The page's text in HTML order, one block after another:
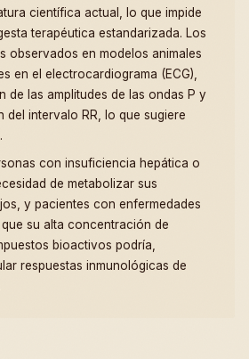
científica actual, lo que impide
terapéutica estandarizada. Los
observados en modelos animales
en el electrocardiograma (ECG),
de las amplitudes de las ondas P y
del intervalo RR, lo que sugiere
con insuficiencia hepática o
de metabolizar sus
y pacientes con enfermedades
su alta concentración de
bioactivos podría,
respuestas inmunológicas de